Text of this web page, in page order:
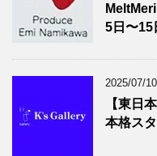
5日〜15
2025/07/10
【東日
本格ス